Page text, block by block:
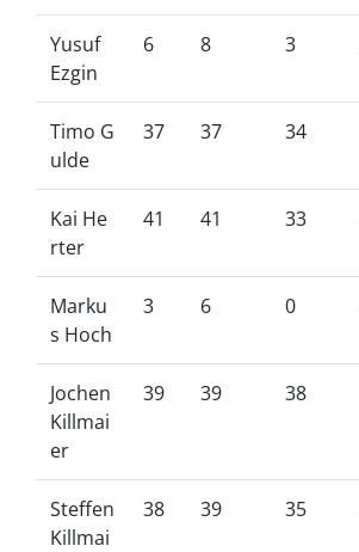
Yusuf
Ezgin
6 8 3
Timo G
ulde
37 37 34
Kai He
rter
41 41 33
Marku
s Hoch
3 6 0
Jochen
Killmai
er
39 39 38
Steffen
Killmai
38 39 35